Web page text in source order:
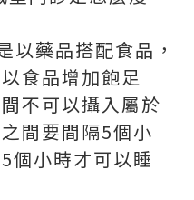
以藥品搭配食品，
食品增加飽足
不可以攝入屬於
間要間隔5個小
個小時才可以睡